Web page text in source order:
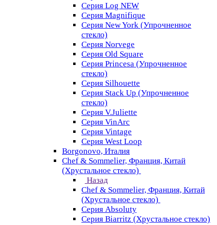
Серия Log NEW
Серия Magnifique
Серия New York (Упрочненное
стекло)
Серия Norvege
Серия Old Square
Серия Princesa (Упрочненное
стекло)
Серия Silhouette
Серия Stack Up (Упрочненное
стекло)
Серия V.Juliette
Серия VinArc
Серия Vintage
Серия West Loop
Borgonovo, Италия
Chef & Sommelier, Франция, Китай
(Хрустальное стекло)
Назад
Chef & Sommelier, Франция, Китай
(Хрустальное стекло)
Серия Absoluty
Серия Biarritz (Хрустальное стекло)